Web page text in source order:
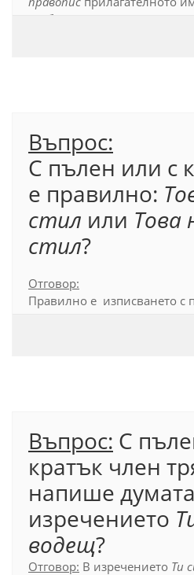
трябва да се членува с
Въпрос:
С пълен или с
е правилно:
стил или Това
стил?
Отговор:
Правилно е изписването с
словосъчетанието, в което
Въпрос: С
кратък член
напише думата
изречението
водещ?
Отговор: В изречението Ти